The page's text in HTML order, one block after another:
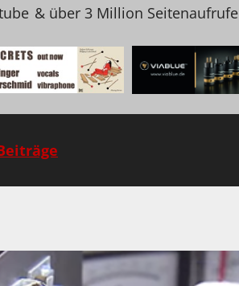
& über 3 Million Seitenaufrufe